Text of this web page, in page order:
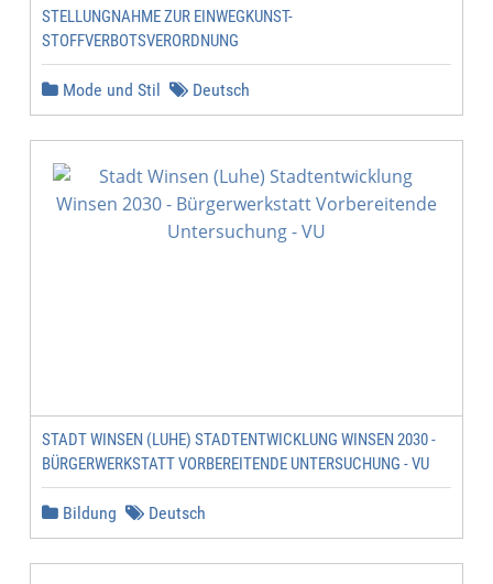
STELLUNGNAHME ZUR EINWEGKUNST-
STOFFVERBOTSVERORDNUNG
Mode und Stil Deutsch
STADT WINSEN (LUHE) STADTENTWICKLUNG WINSEN 2030 -
BÜRGERWERKSTATT VORBEREITENDE UNTERSUCHUNG - VU
Bildung Deutsch